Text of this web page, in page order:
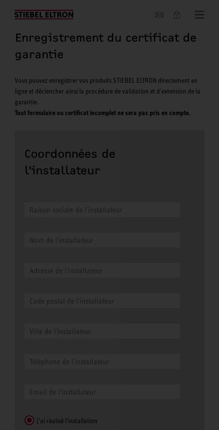
Entreprise
Enregistrement du certificat de
garantie
Vous pouvez enregistrer vos produits STIEBEL ELTRON directement en
ligne et déclencher ainsi la procédure de validation et d'extension de la
garantie.
Tout formulaire ou certificat incomplet ne sera pas pris en compte.
Coordonnées de
l'installateur
J'ai réalisé l'installation